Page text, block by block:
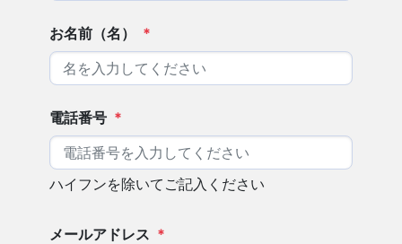
お名前（名） *
電話番号 *
ハイフンを除いてご記入ください
メールアドレス *